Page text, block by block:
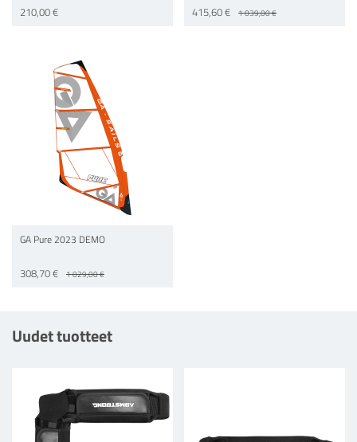
210,00 € 415,60 € 1 039,00 €
GA Pure 2023 DEMO
308,70 € 1 029,00 €
Uudet tuotteet